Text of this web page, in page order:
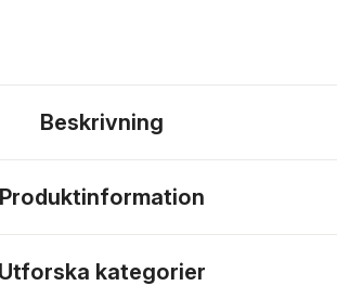
Beskrivning
Produktinformation
Utforska kategorier